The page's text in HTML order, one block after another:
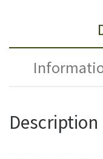
Description